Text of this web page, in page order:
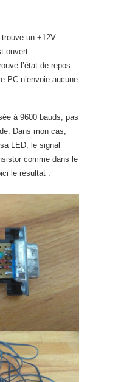
un +12V
ouvert.
l’état de repos
PC n’envoie aucune
à 9600 bauds, pas
Dans mon cas,
LED, le signal
comme dans le
le résultat :